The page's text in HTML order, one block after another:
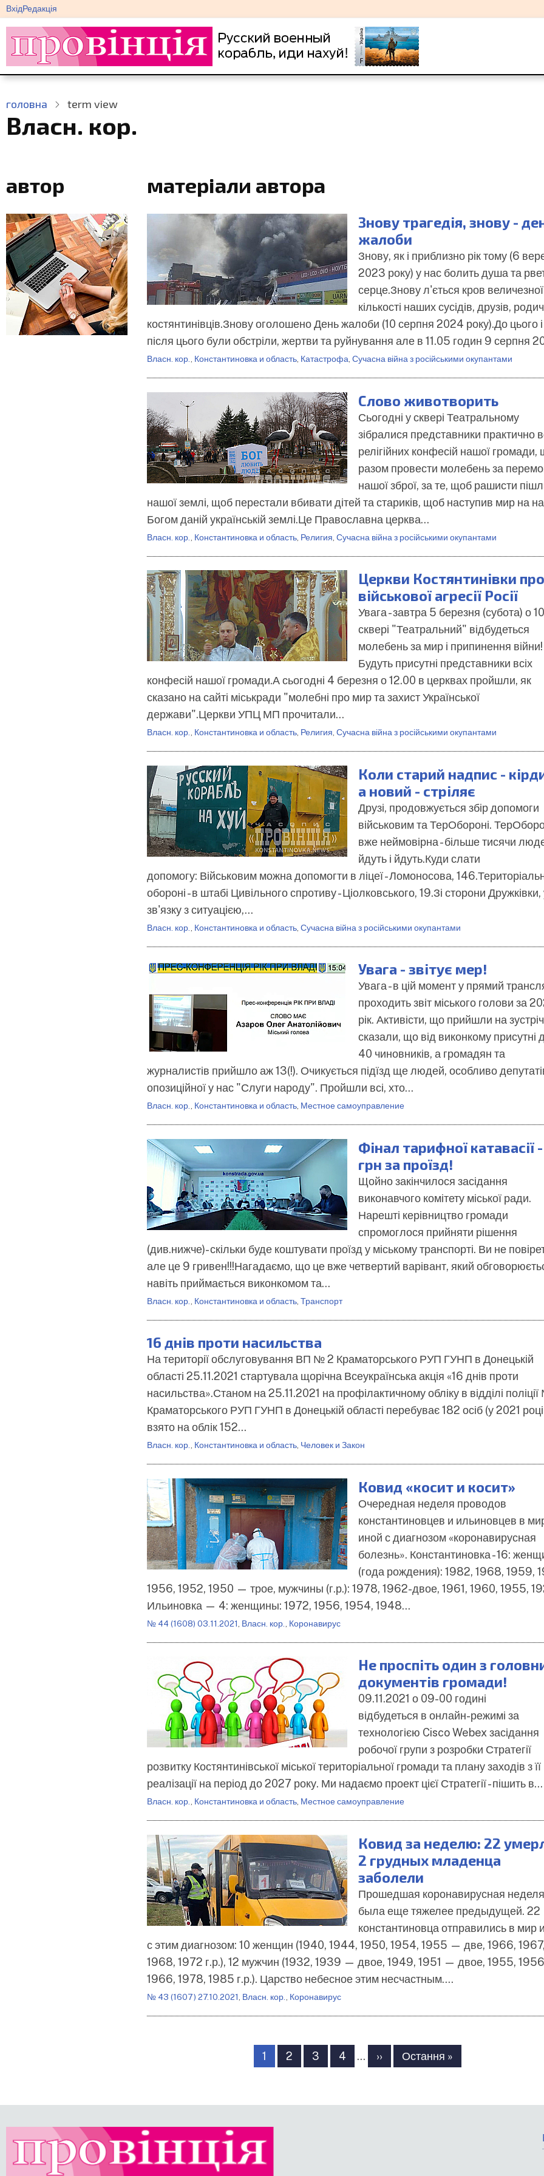
Перейти
до
основного
вмісту
меню
облікового
запису
користувача
ВхідРедакція
головна term view
Власн. кор.
автор матеріали автора
Знову трагедія, знову -
жалоби
Знову, як і приблизно рік тому (6
2023 року) у нас болить душа та
серце.Знову л'ється кров величезної
кількості наших сусідів, друзів,
костянтинівців.Знову оголошено День жалоби (10 серпня 2024 року).До цього
після цього були обстріли, жертви та руйнування але в 11.05 годин 9 серпня
Власн. кор. Константиновка и область, Катастрофа Сучасна війна з російськими окупантами
Слово животворить
Сьогодні у сквері Театральному
зібралися представники практично
релігійних конфесій нашої громади,
разом провести молебень за
нашої зброї, за те, щоб рашисти
нашої землі, щоб перестали вбивати дітей та стариків, щоб наступив мир на
Богом даній українській землі.Це Православна церква…
Власн. кор. Константиновка и область, Религия Сучасна війна з російськими окупантами
Церкви Костянтинівки
військової агресії Росії
Увага - завтра 5 березня (субота) о
сквері "Театральний" відбудеться
молебень за мир і припинення війни!
Будуть присутні представники всіх
конфесій нашої громади.А сьогодні 4 березня о 12.00 в церквах пройшли, як
сказано на сайті міськради "молебні про мир та захист Української
держави".Церкви УПЦ МП прочитали…
Власн. кор. Константиновка и область, Религия Сучасна війна з російськими окупантами
Коли старий надпис -
а новий - стріляє
Друзі, продовжується збір допомоги
військовим та ТерОбороні.
вже неймовірна - більше тисячи
йдуть і йдуть.Куди слати
допомогу: Військовим можна допомогти в ліцеї - Ломоносова,
обороні - в штабі Цивільного спротиву - Ціолковського, 19.Зі сторони Дружківки,
зв'язку з ситуацією,…
Власн. кор. Константиновка и область, Сучасна війна з російськими окупантами
Увага - звітує мер!
Увага - в цій момент у прямий
проходить звіт міського голови за
рік. Активісти, що прийшли на зустріч
сказали, що від виконкому присутні
40 чиновників, а громадян та
журналистів прийшло аж 13(!). Очикується підїзд ще людей, особливо
опозиційної у нас "Слуги народу". Пройшли всі, хто…
Власн. кор. Константиновка и область, Местное самоуправление
Фінал тарифної катавасії
грн за проїзд!
Щойно закінчилося засідання
виконавчого комітету міської ради.
Нарешті керівництво громади
спромоглося прийняти рішення
(див.нижче)- скільки буде коштувати проїзд у міському транспорті. Ви не
але це 9 гривен!!!Нагадаємо, що це вже четвертий варівант, який
навіть приймається виконкомом та…
Власн. кор. Константиновка и область, Транспорт
16 днів проти насильства
На території обслуговування ВП № 2 Краматорського РУП ГУНП в Донецькій
області 25.11.2021 стартувала щорічна Всеукраїнська акція «16 днів проти
насильства».Станом на 25.11.2021 на профілактичному обліку в відділі
Краматорського РУП ГУНП в Донецькій області перебуває 182 осіб (у 2021 році
взято на облік 152…
Власн. кор. Константиновка и область, Человек и Закон
Ковид «косит и косит»
Очередная неделя проводов
константиновцев и ильиновцев в
иной с диагнозом «коронавирусная
болезнь». Константиновка - 16:
(года рождения): 1982, 1968, 1959,
1956, 1952, 1950 — трое, мужчины (г.р.): 1978, 1962-двое, 1961, 1960, 1955,
Ильиновка — 4: женщины: 1972, 1956, 1954, 1948…
№ 44 (1608) 03.11.2021 Власн. кор. Коронавирус
Не проспіть один з
документів громади!
09.11.2021 о 09-00 годині
відбудеться в онлайн-режимі за
технологією Cisco Webex засідання
робочої групи з розробки Стратегії
розвитку Костянтинівської міської територіальної громади та плану заходів з її
реалізації на період до 2027 року. Ми надаємо проект цієї Стратегії - пішить в…
Власн. кор. Константиновка и область, Местное самоуправление
Ковид за неделю: 22
2 грудных младенца
заболели
Прошедшая коронавирусная неделя
была еще тяжелее предыдущей. 22
константиновца отправились в мир
с этим диагнозом: 10 женщин (1940, 1944, 1950, 1954, 1955 — две, 1966, 1967,
1968, 1972 г.р.), 12 мужчин (1932, 1939 — двое, 1949, 1951 — двое, 1955,
1966, 1978, 1985 г.р.). Царство небесное этим несчастным.…
№ 43 (1607) 27.10.2021 Власн. кор. Коронавирус
Сторінка
1 Сторінка
2 Сторінка
3 Сторінка
4 …
Наступна
››
Остання
Остання »